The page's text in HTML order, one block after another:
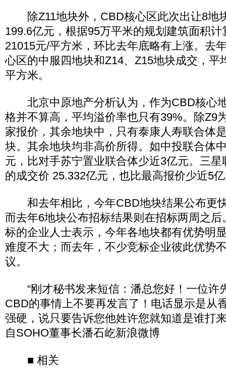
除Z11地块外，CBD核心区此次出让8地
199.6亿元，根据95万平米的规划建筑面积
21015元/平方米，环比去年底略有上涨。去
心区的中服四地块和Z14、Z15地块成交，平
平方米。
北京中原地产分析认为，作为CBD核心
格并不算高，平均溢价率也只有39%。除Z9
家报价，其余地块中，只有泰康人寿联合体
块。其余地块均非高价所得。如中投联合体
元，比对手苏宁置业联合体少近3亿元。三
的成交价 25.332亿元，也比最高报价少近5
和去年相比，今年CBD地块结果公布更
而去年6地块公布招标结果则在招标两周之
标的企业人士表示，今年各地块都有优势明
难度不大；而去年，不少竞标企业彼此优势
议。
“刚才秘书发来短信：潘总您好！一位许
CBD的事情上不要再发言了！电话显示是从
强硬，说只要告诉您他姓许您就知道是谁打
自SOHO董事长潘石屹新浪微博
■ 相关